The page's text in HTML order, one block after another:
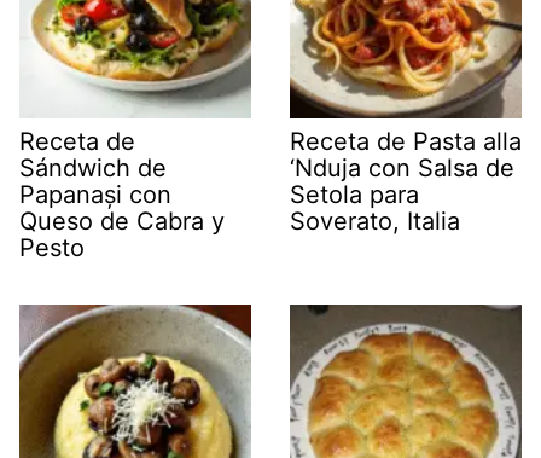
Receta de
Sándwich de
Papanași con
Queso de Cabra y
Pesto
Receta de Pasta alla
‘Nduja con Salsa de
Setola para
Soverato, Italia